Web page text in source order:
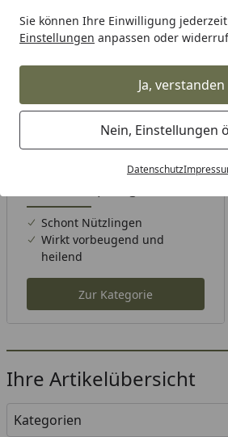
Sie können Ihre Einwilligung
Einstellungen anpassen oder
Ja, verstanden
Nein, Einstellungen
Datenschutz
Pflanzenschutzmittel:
Schont Nützlingen
Wirkt vorbeugend und
heilend
Zur Kategorie
Ihre Artikelübersicht
Kategorien